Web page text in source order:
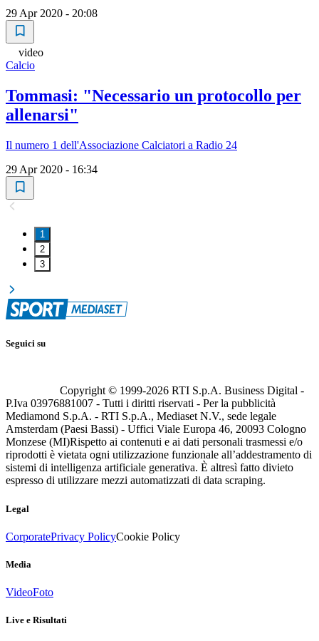
29 Apr 2020 - 20:08
video
Calcio
Tommasi: "Necessario un protocollo per
allenarsi"
Il numero 1 dell'Associazione Calciatori a Radio 24
29 Apr 2020 - 16:34
1
2
3
Seguici su
Copyright © 1999-2026 RTI S.p.A. Business Digital -
P.Iva 03976881007 - Tutti i diritti riservati - Per la pubblicità
Mediamond S.p.A. - RTI S.p.A., Mediaset N.V., sede legale
Amsterdam (Paesi Bassi) - Uffici Viale Europa 46, 20093 Cologno
Monzese (MI)Rispetto ai contenuti e ai dati personali trasmessi e/o
riprodotti è vietata ogni utilizzazione funzionale all’addestramento di
sistemi di intelligenza artificiale generativa. È altresì fatto divieto
espresso di utilizzare mezzi automatizzati di data scraping.
Legal
CorporatePrivacy PolicyCookie Policy
Media
VideoFoto
Live e Risultati